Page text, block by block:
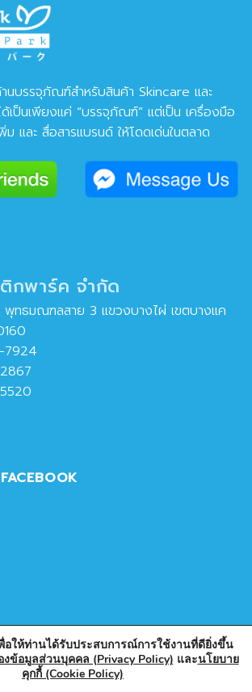
นบรรจุภัณฑ์สำหรับสินค้า Skincare และ
เป็นเพียงแค่ “บรรจุภัณฑ์” แต่เป็น เครื่องมือ
ม และ สื่อสารแบรนด์ ให้โดดเด่นในตลาด
กพาร์ค จำกัด
ทธมณฑลสาย 3 แขวงบางไผ่ เขตบางแค
7924
© Designed & Developed by PlasticPark
อให้ท่านได้รับประสบการณ์การใช้งานที่ดียิ่งขึ้น
ข้อมูลส่วนบุคคล (Privacy Policy) และนโยบาย
คุกกี้ (Cookie Policy)